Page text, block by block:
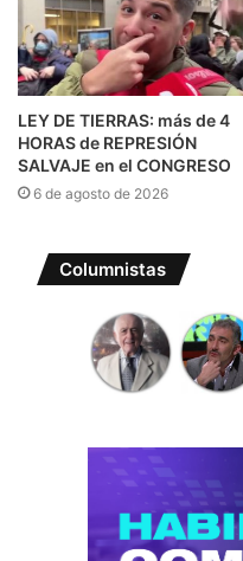
LEY DE TIERRAS: más de 4
HORAS de REPRESIÓN
SALVAJE en el CONGRESO
6 de agosto de 2026
Columnistas